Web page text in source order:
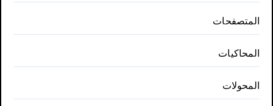
المتصفحات
المحاكيات
المحولات